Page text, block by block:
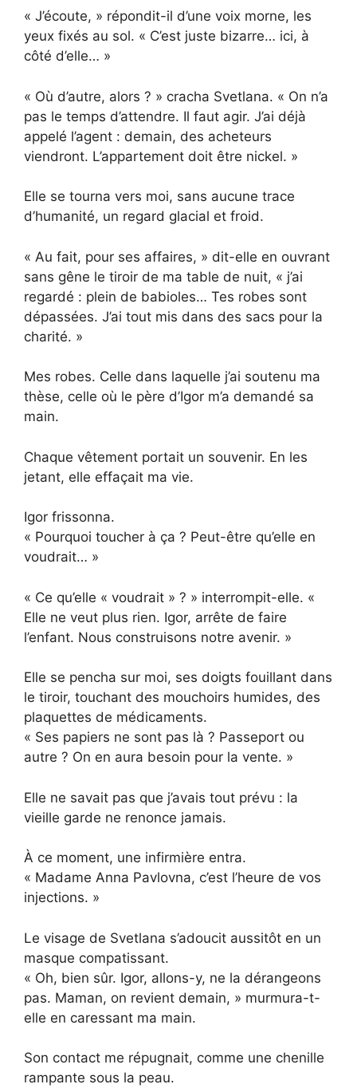
« J’écoute, » répondit-il d’une voix morne, les
yeux fixés au sol. « C’est juste bizarre… ici, à
côté d’elle… »
« Où d’autre, alors ? » cracha Svetlana. « On n’a
pas le temps d’attendre. Il faut agir. J’ai déjà
appelé l’agent : demain, des acheteurs
viendront. L’appartement doit être nickel. »
Elle se tourna vers moi, sans aucune trace
d’humanité, un regard glacial et froid.
« Au fait, pour ses affaires, » dit-elle en ouvrant
sans gêne le tiroir de ma table de nuit, « j’ai
regardé : plein de babioles… Tes robes sont
dépassées. J’ai tout mis dans des sacs pour la
charité. »
Mes robes. Celle dans laquelle j’ai soutenu ma
thèse, celle où le père d’Igor m’a demandé sa
main.
Chaque vêtement portait un souvenir. En les
jetant, elle effaçait ma vie.
Igor frissonna.
« Pourquoi toucher à ça ? Peut-être qu’elle en
voudrait… »
« Ce qu’elle « voudrait » ? » interrompit-elle. «
Elle ne veut plus rien. Igor, arrête de faire
l’enfant. Nous construisons notre avenir. »
Elle se pencha sur moi, ses doigts fouillant dans
le tiroir, touchant des mouchoirs humides, des
plaquettes de médicaments.
« Ses papiers ne sont pas là ? Passeport ou
autre ? On en aura besoin pour la vente. »
Elle ne savait pas que j’avais tout prévu : la
vieille garde ne renonce jamais.
À ce moment, une infirmière entra.
« Madame Anna Pavlovna, c’est l’heure de vos
injections. »
Le visage de Svetlana s’adoucit aussitôt en un
masque compatissant.
« Oh, bien sûr. Igor, allons-y, ne la dérangeons
pas. Maman, on revient demain, » murmura-t-
elle en caressant ma main.
Son contact me répugnait, comme une chenille
rampante sous la peau.